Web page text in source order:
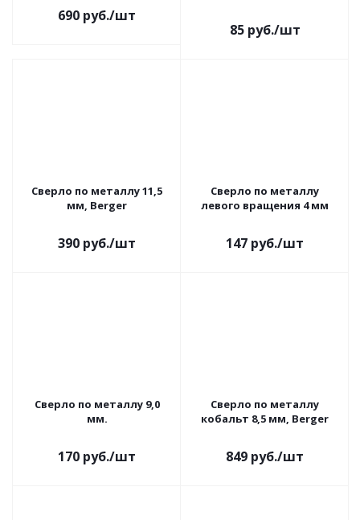
690 руб./шт
85руб./шт
Сверло по металлу 11,5
мм, Berger
390 руб./шт
Сверло по металлу
левого вращения 4 мм
147 руб./шт
Сверло по металлу 9,0
мм.
170 руб./шт
Сверло по металлу
кобальт 8,5 мм, Berger
849 руб./шт